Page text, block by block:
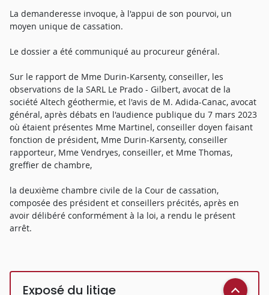
La demanderesse invoque, à l'appui de son pourvoi, un
moyen unique de cassation.
Le dossier a été communiqué au procureur général.
Sur le rapport de Mme Durin-Karsenty, conseiller, les
observations de la SARL Le Prado - Gilbert, avocat de la
société Altech géothermie, et l'avis de M. Adida-Canac, avocat
général, après débats en l'audience publique du 7 mars 2023
où étaient présentes Mme Martinel, conseiller doyen faisant
fonction de président, Mme Durin-Karsenty, conseiller
rapporteur, Mme Vendryes, conseiller, et Mme Thomas,
greffier de chambre,
la deuxième chambre civile de la Cour de cassation,
composée des président et conseillers précités, après en
avoir délibéré conformément à la loi, a rendu le présent
arrêt.
Exposé du litige